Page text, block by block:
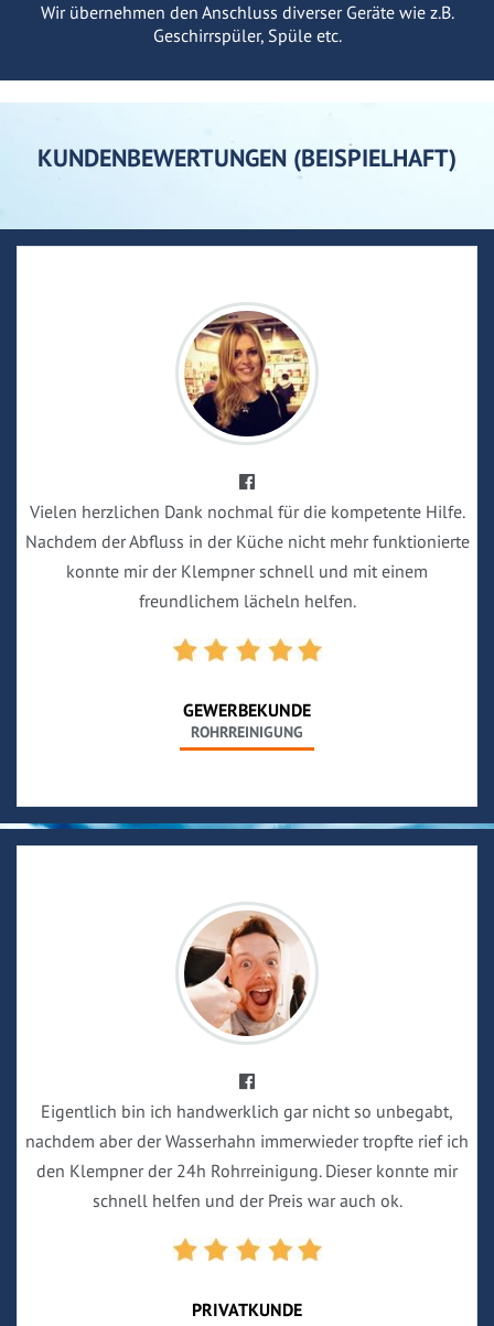
Wir übernehmen den Anschluss diverser Geräte wie z.B.
Geschirrspüler, Spüle etc.
KUNDENBEWERTUNGEN (BEISPIELHAFT)
Vielen herzlichen Dank nochmal für die kompetente Hilfe.
Nachdem der Abfluss in der Küche nicht mehr funktionierte
konnte mir der Klempner schnell und mit einem
freundlichem lächeln helfen.
GEWERBEKUNDE
ROHRREINIGUNG
Eigentlich bin ich handwerklich gar nicht so unbegabt,
nachdem aber der Wasserhahn immerwieder tropfte rief ich
den Klempner der 24h Rohrreinigung. Dieser konnte mir
schnell helfen und der Preis war auch ok.
PRIVATKUNDE